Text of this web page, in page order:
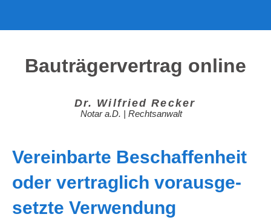
Bauträgervertrag online
Dr. Wil­fried Recker
Notar a.D. | Rechtsanwalt
Ver­ein­bar­te Beschaf­fen­heit
oder ver­trag­lich vor­aus­ge­
setz­te Verwendung